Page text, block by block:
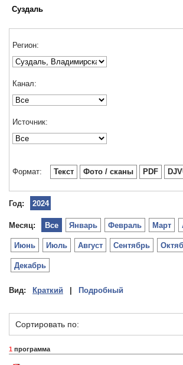
Суздаль
Регион:
Канал:
Источник:
Формат: Текст Фото / сканы PDF
Год: 2024
Месяц: Январь Февраль Март
Июнь Июль Август Сентябрь
Декабрь
Все
Вид: Краткий Подробный
Сортировать по:
1 программа